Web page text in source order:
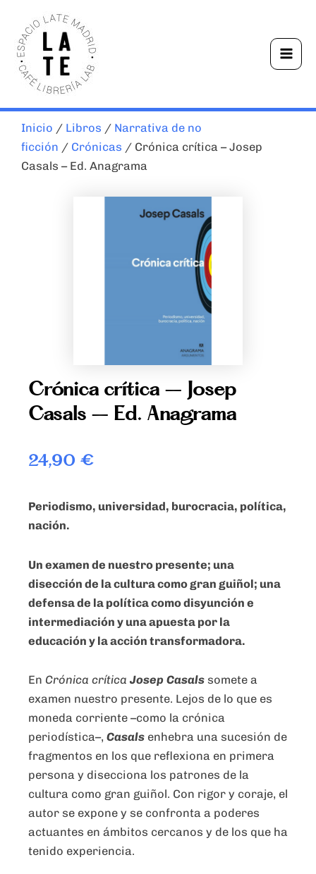
contenido
Inicio / Libros / Narrativa de no
ficción / Crónicas / Crónica crítica – Josep
Casals – Ed. Anagrama
Crónica crítica – Josep
Casals – Ed. Anagrama
24,90 €
Periodismo, universidad, burocracia, política,
nación.
Un examen de nuestro presente; una
disección de la cultura como gran guiñol; una
defensa de la política como disyunción e
intermediación y una apuesta por la
educación y la acción transformadora.
En Crónica crítica Josep Casals somete a
examen nuestro presente. Lejos de lo que es
moneda corriente –como la crónica
periodística–, Casals enhebra una sucesión de
fragmentos en los que reflexiona en primera
persona y disecciona los patrones de la
cultura como gran guiñol. Con rigor y coraje, el
autor se expone y se confronta a poderes
actuantes en ámbitos cercanos y de los que ha
tenido experiencia.